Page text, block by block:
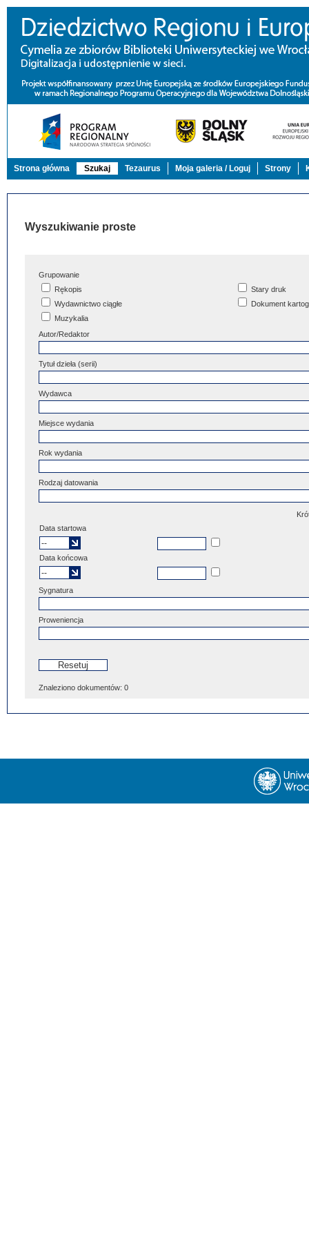
Strona główna Szukaj Tezaurus Moja galeria / Loguj Strony
Wyszukiwanie proste
Grupowanie
Rękopis
Stary druk
Wydawnictwo ciągłe
Dokument
Muzykalia
Autor/Redaktor
Tytuł dzieła (serii)
Wydawca
Miejsce wydania
Rok wydania
Rodzaj datowania
Data startowa
Data końcowa
Sygnatura
Proweniencja
Znaleziono dokumentów: 0